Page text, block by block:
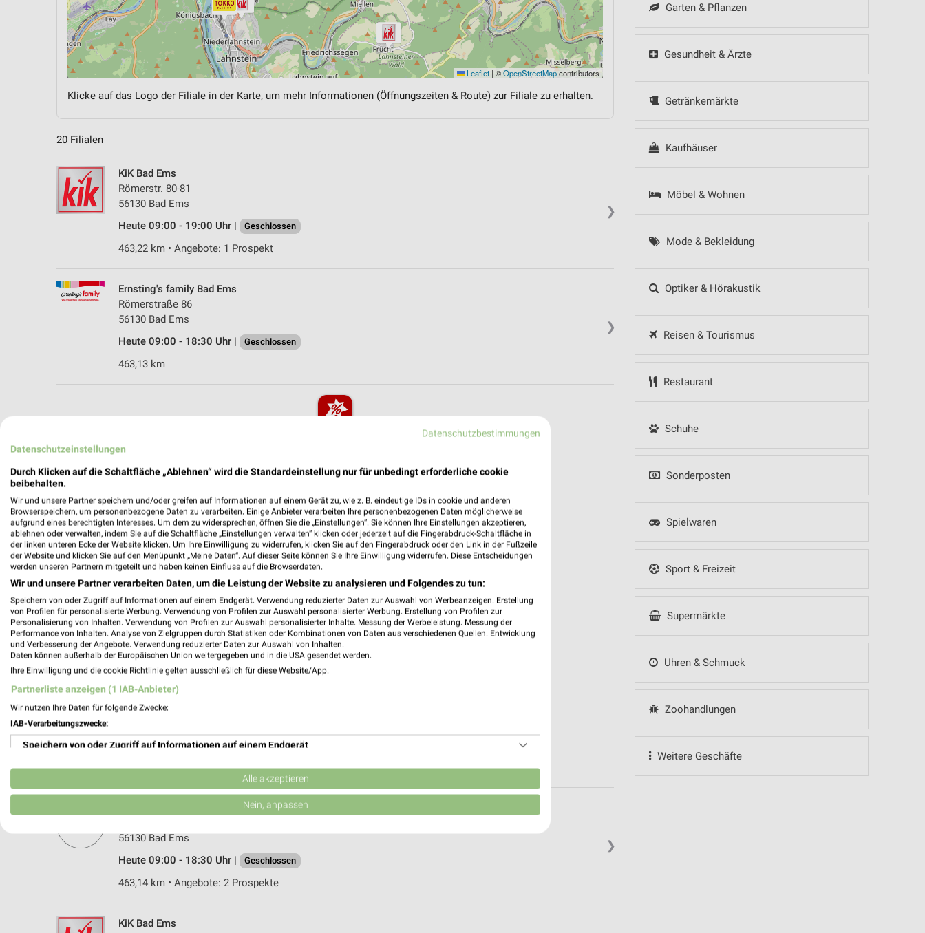
Garten & Pflanzen
Gesundheit & Ärzte
Getränkemärkte
Kaufhäuser
Möbel & Wohnen
Mode & Bekleidung
Optiker & Hörakustik
Reisen & Tourismus
Restaurant
Schuhe
Sonderposten
Spielwaren
Sport & Freizeit
Supermärkte
Uhren & Schmuck
Zoohandlungen
Weitere Geschäfte
Leaflet | ©OpenStreetMapcontributors
Klicke auf das Logo der Filiale in der Karte, um mehr Informationen (Öffnungszeiten & Route) zur Filiale zu erhalten.
20 Filialen
❯
KiK Bad Ems
Römerstr. 80-81
56130 Bad Ems
Heute 09:00 - 19:00 Uhr |
Geschlossen
463,22 km • Angebote: 1 Prospekt
❯
Ernsting's family Bad Ems
Römerstraße 86
56130 Bad Ems
Heute 09:00 - 18:30 Uhr |
Geschlossen
463,13 km
Finden Sie noch mehr Mode & Bekleidung Filialen & Öffnungszeiten in unserer App.
✔Standortgenaue Angebote
✔Folge deinem Lieblingshändler
✔Push-Benachrichtigungen bei neuen Prospekten
✔Einkaufsliste - Einkauf stressfrei planen
Nutze weekli auch mobil – App jetzt laden oder QR-Code scannen.
❯
56130 Bad Ems
Heute 09:00 - 18:30 Uhr |
Geschlossen
463,14 km • Angebote: 2 Prospekte
KiK Bad Ems
Datenschutzbestimmungen
Datenschutzeinstellungen
Durch Klicken auf die Schaltfläche „Ablehnen“ wird die Standardeinstellung nur für unbedingt erforderliche cookie
beibehalten.
Wir und unsere Partner speichern und/oder greifen auf Informationen auf einem Gerät zu, wie z. B. eindeutige IDs in cookie und anderen
Browserspeichern, um personenbezogene Daten zu verarbeiten. Einige Anbieter verarbeiten Ihre personenbezogenen Daten möglicherweise
aufgrund eines berechtigten Interesses. Um dem zu widersprechen, öffnen Sie die „Einstellungen“. Sie können Ihre Einstellungen akzeptieren,
ablehnen oder verwalten, indem Sie auf die Schaltfläche „Einstellungen verwalten“ klicken oder jederzeit auf die Fingerabdruck-Schaltfläche in
der linken unteren Ecke der Website klicken. Um Ihre Einwilligung zu widerrufen, klicken Sie auf den Fingerabdruck oder den Link in der Fußzeile
der Website und klicken Sie auf den Menüpunkt „Meine Daten“. Auf dieser Seite können Sie Ihre Einwilligung widerrufen. Diese Entscheidungen
werden unseren Partnern mitgeteilt und haben keinen Einfluss auf die Browserdaten.
Wir und unsere Partner verarbeiten Daten, um die Leistung der Website zu analysieren und Folgendes zu tun:
Speichern von oder Zugriff auf Informationen auf einem Endgerät. Verwendung reduzierter Daten zur Auswahl von Werbeanzeigen. Erstellung
von Profilen für personalisierte Werbung. Verwendung von Profilen zur Auswahl personalisierter Werbung. Erstellung von Profilen zur
Personalisierung von Inhalten. Verwendung von Profilen zur Auswahl personalisierter Inhalte. Messung der Werbeleistung. Messung der
Performance von Inhalten. Analyse von Zielgruppen durch Statistiken oder Kombinationen von Daten aus verschiedenen Quellen. Entwicklung
und Verbesserung der Angebote. Verwendung reduzierter Daten zur Auswahl von Inhalten.
Daten können außerhalb der Europäischen Union weitergegeben und in die USA gesendet werden.
Ihre Einwilligung und die cookie Richtlinie gelten ausschließlich für diese Website/App.
Partnerliste anzeigen (1 IAB-Anbieter)
Wir nutzen Ihre Daten für folgende Zwecke:
IAB-Verarbeitungszwecke:
Speichern von oder Zugriff auf Informationen auf einem Endgerät
Verwendung reduzierter Daten zur Auswahl von Werbeanzeigen
Erstellung von Profilen für personalisierte Werbung
Erstellung von Profilen zur Personalisierung von Inhalten
Verwendung von Profilen zur Auswahl personalisierter Inhalte
Messung der Werbeleistung
Alle akzeptieren
Nein, anpassen